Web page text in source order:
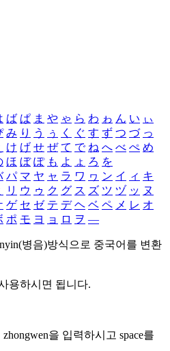
ば ぱ ま や ゃ ら わ ゎ ん い ぃ
み り う ぅ く ぐ す ず つ づ っ
け げ せ ぜ て で ね へ べ ぺ め
ほ ぼ ぽ も よ ょ ろ を
パ マ ヤ ャ ラ ワ ヮ ン イ ィ キ
リ ウ ゥ ク グ ス ズ ツ ヅ ッ ヌ
ゲ セ ゼ テ デ ヘ ベ ペ メ レ オ
ポ モ ヨ ョ ロ ヲ ―
병음)방식으로 중국어를 변환
용하시면 됩니다.
zhongwen을 입력하시고 space를